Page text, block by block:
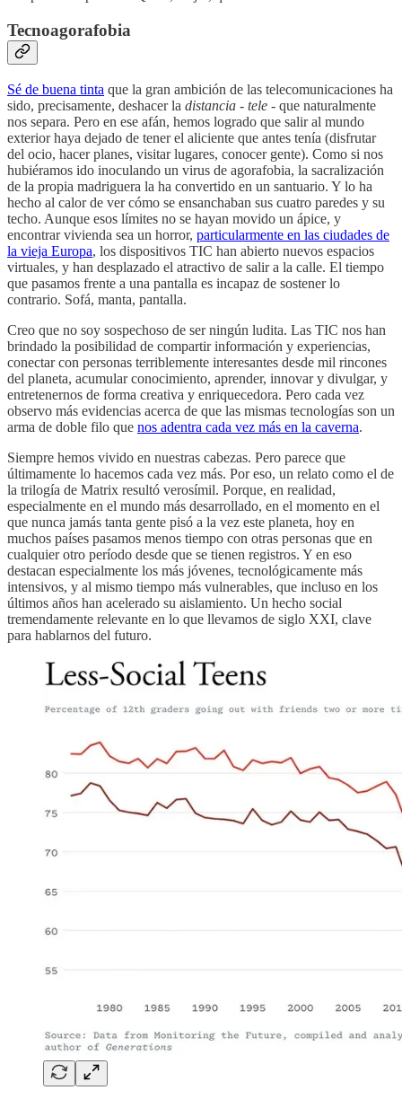
Tecnoagorafobia
Sé de buena tinta que la gran ambición de las telecomunicaciones ha
sido, precisamente, deshacer la distancia - tele - que naturalmente
nos separa. Pero en ese afán, hemos logrado que salir al mundo
exterior haya dejado de tener el aliciente que antes tenía (disfrutar
del ocio, hacer planes, visitar lugares, conocer gente). Como si nos
hubiéramos ido inoculando un virus de agorafobia, la sacralización
de la propia madriguera la ha convertido en un santuario. Y lo ha
hecho al calor de ver cómo se ensanchaban sus cuatro paredes y su
techo. Aunque esos límites no se hayan movido un ápice, y
encontrar vivienda sea un horror, particularmente en las ciudades de
la vieja Europa, los dispositivos TIC han abierto nuevos espacios
virtuales, y han desplazado el atractivo de salir a la calle. El tiempo
que pasamos frente a una pantalla es incapaz de sostener lo
contrario. Sofá, manta, pantalla.
Creo que no soy sospechoso de ser ningún ludita. Las TIC nos han
brindado la posibilidad de compartir información y experiencias,
conectar con personas terriblemente interesantes desde mil rincones
del planeta, acumular conocimiento, aprender, innovar y divulgar, y
entretenernos de forma creativa y enriquecedora. Pero cada vez
observo más evidencias acerca de que las mismas tecnologías son un
arma de doble filo que nos adentra cada vez más en la caverna.
Siempre hemos vivido en nuestras cabezas. Pero parece que
últimamente lo hacemos cada vez más. Por eso, un relato como el de
la trilogía de Matrix resultó verosímil. Porque, en realidad,
especialmente en el mundo más desarrollado, en el momento en el
que nunca jamás tanta gente pisó a la vez este planeta, hoy en
muchos países pasamos menos tiempo con otras personas que en
cualquier otro período desde que se tienen registros. Y en eso
destacan especialmente los más jóvenes, tecnológicamente más
intensivos, y al mismo tiempo más vulnerables, que incluso en los
últimos años han acelerado su aislamiento. Un hecho social
tremendamente relevante en lo que llevamos de siglo XXI, clave
para hablarnos del futuro.